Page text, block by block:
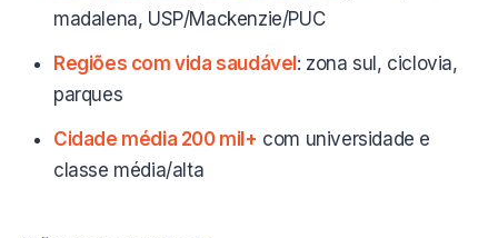
madalena, USP/Mackenzie/PUC
Regiões com vida saudável : zona sul, ciclovia,
parques
Cidade média 200 mil+ com universidade e
classe média/alta